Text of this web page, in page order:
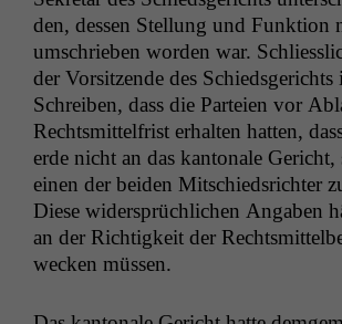
den, dessen Stel­lung und Funk­tion
umschrieben wor­den war.
der Vor­sitzende des Schieds­gerichts
Schreiben, dass die Parteien vor
Rechtsmit­tel­frist erhal­ten hat­ten,
erde nicht an das kan­tonale Gericht,
einen der bei­den Mitsch­ied­srichter
Diese wider­sprüch­lichen Angaben
an der Richtigkeit der
weck­en müssen.
Einige
dieser
sind
Wenn
diese
kann